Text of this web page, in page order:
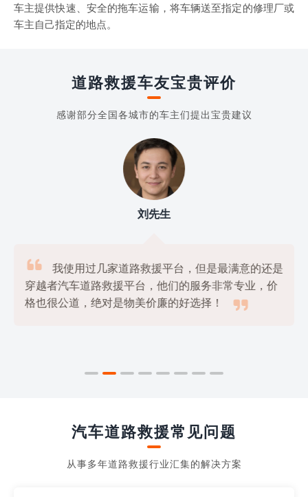
车主提供快速、安全的拖车运输，将车辆送至指定的修理厂或
车主自己指定的地点。
道路救援车友宝贵评价
感谢部分全国各城市的车主们提出宝贵建议
刘先生

我使用过几家道路救援平台，但是最满意的还是
穿越者汽车道路救援平台，他们的服务非常专业，价
格也很公道，绝对是物美价廉的好选择！

汽车道路救援常见问题
从事多年道路救援行业汇集的解决方案